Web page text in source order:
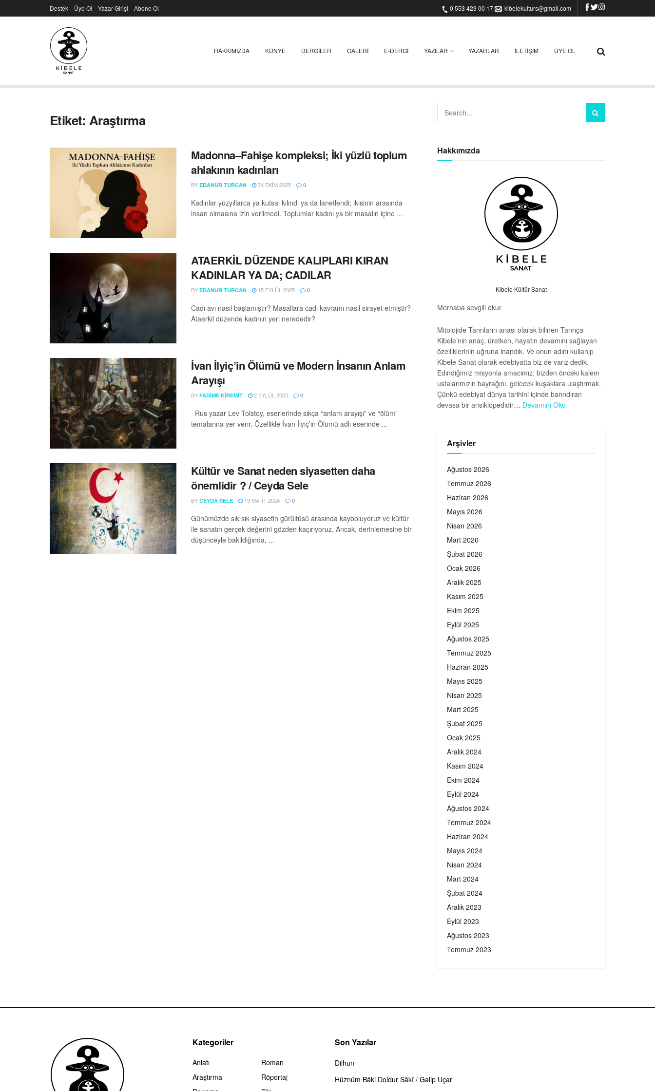
Destek Üye Ol Yazar Girişi Abone Ol 0 553 423 00 17 kibelekulturs@gmail.com
HAKKIMIZDA KÜNYE DERGILER GALERI E-DERGI YAZILAR YAZARLAR İLETIŞIM ÜYE OL
Etiket: Araştırma
Madonna–Fahişe kompleksi; İki yüzlü toplum
ahlakının kadınları
BY EDANUR TURCAN 31 EKIM 2025 0
Kadınlar yüzyıllarca ya kutsal kılındı ya da lanetlendi; ikisinin arasında
insan olmasına izin verilmedi. Toplumlar kadını ya bir masalın içine ...
ATAERKİL DÜZENDE KALIPLARI KIRAN
KADINLAR YA DA; CADILAR
BY EDANUR TURCAN 15 EYLÜL 2025 0
Cadı avı nasıl başlamıştır? Masallara cadı kavramı nasıl sirayet etmiştir?
Ataerkil düzende kadının yeri nerededir?
İvan İlyiç’in Ölümü ve Modern İnsanın Anlam
Arayışı
BY FADIME KIREMIT 2 EYLÜL 2025 0
Rus yazar Lev Tolstoy, eserlerinde sıkça “anlam arayışı” ve “ölüm”
temalarına yer verir. Özellikle İvan İlyiç’in Ölümü adlı eserinde ...
Kültür ve Sanat neden siyasetten daha
önemlidir ? / Ceyda Sele
BY CEYDA SELE 19 MART 2024 0
Günümüzde sık sık siyasetin gürültüsü arasında kayboluyoruz ve kültür
ile sanatın gerçek değerini gözden kaçırıyoruz. Ancak, derinlemesine bir
düşünceyle bakıldığında, ...
Hakkımızda
Kibele Kültür Sanat
Merhaba sevgili okur.
Mitolojide Tanrıların anası olarak bilinen Tanrıça
Kibele’nin anaç, üretken, hayatın devamını sağlayan
özelliklerinin uğruna inandık. Ve onun adını kullanıp
Kibele Sanat olarak edebiyatta biz de varız dedik.
Edindiğimiz misyonla amacımız; bizden önceki kalem
ustalarımızın bayrağını, gelecek kuşaklara ulaştırmak.
Çünkü edebiyat dünya tarihini içinde barındıran
devasa bir ansiklopedidir… Devamını Oku
Arşivler
Ağustos 2026
Temmuz 2026
Haziran 2026
Mayıs 2026
Nisan 2026
Mart 2026
Şubat 2026
Ocak 2026
Aralık 2025
Kasım 2025
Ekim 2025
Eylül 2025
Ağustos 2025
Temmuz 2025
Haziran 2025
Mayıs 2025
Nisan 2025
Mart 2025
Şubat 2025
Ocak 2025
Aralık 2024
Kasım 2024
Ekim 2024
Eylül 2024
Ağustos 2024
Temmuz 2024
Haziran 2024
Mayıs 2024
Nisan 2024
Mart 2024
Şubat 2024
Aralık 2023
Eylül 2023
Ağustos 2023
Temmuz 2023
Kategoriler
Anlatı
Araştırma
Roman
Röportaj
Son Yazılar
Dilhun
Hüznüm Bâki Doldur Sâkî / Galip Uçar